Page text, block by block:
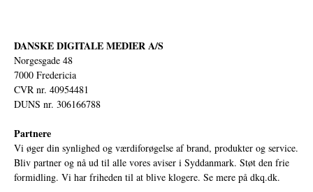
DANSKE DIGITALE MEDIER A/S
Norgesgade 48
7000 Fredericia
CVR nr. 40954481
DUNS nr. 306166788
Partnere
Vi øger din synlighed og værdiforøgelse af brand, produkter og service.
Bliv partner og nå ud til alle vores aviser i Syddanmark. Støt den frie
formidling. Vi har friheden til at blive klogere. Se mere på dkq.dk.